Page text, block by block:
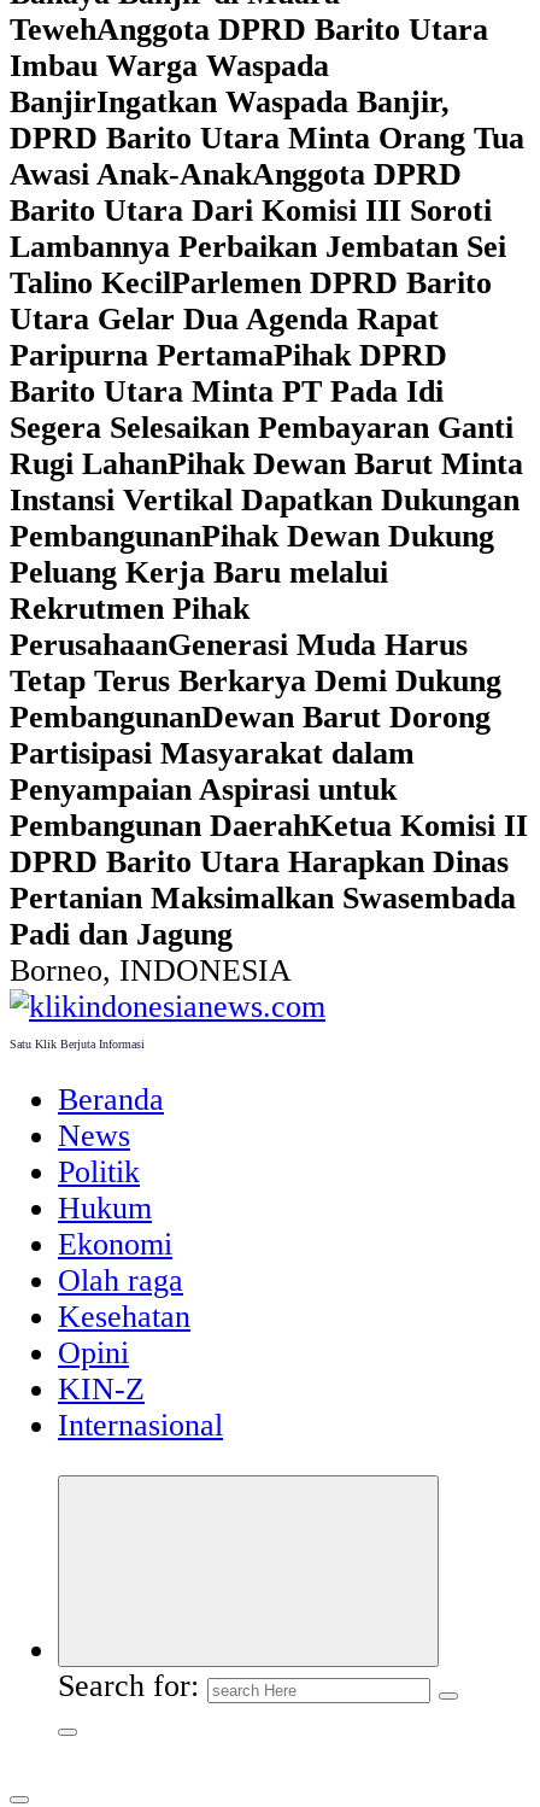
TewehAnggota DPRD Barito Utara
Imbau Warga Waspada
BanjirIngatkan Waspada Banjir,
DPRD Barito Utara Minta Orang Tua
Awasi Anak-AnakAnggota DPRD
Barito Utara Dari Komisi III Soroti
Lambannya Perbaikan Jembatan Sei
Talino KecilParlemen DPRD Barito
Utara Gelar Dua Agenda Rapat
Paripurna PertamaPihak DPRD
Barito Utara Minta PT Pada Idi
Segera Selesaikan Pembayaran Ganti
Rugi LahanPihak Dewan Barut Minta
Instansi Vertikal Dapatkan Dukungan
PembangunanPihak Dewan Dukung
Peluang Kerja Baru melalui
Rekrutmen Pihak
PerusahaanGenerasi Muda Harus
Tetap Terus Berkarya Demi Dukung
PembangunanDewan Barut Dorong
Partisipasi Masyarakat dalam
Penyampaian Aspirasi untuk
Pembangunan DaerahKetua Komisi II
DPRD Barito Utara Harapkan Dinas
Pertanian Maksimalkan Swasembada
Padi dan Jagung
Borneo, INDONESIA
Satu Klik Berjuta Informasi
Beranda
News
Politik
Hukum
Ekonomi
Olah raga
Kesehatan
Opini
KIN-Z
Internasional
Search for: